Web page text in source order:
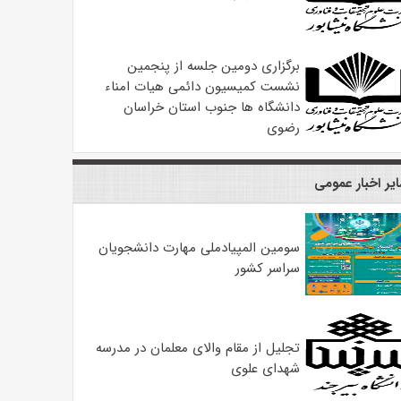
برگزاری دومین جلسه از پنجمین
نشست کمیسیون دائمی هیات امناء
دانشگاه ها جنوب استان خراسان
رضوی
اخبار عمومی
سومین المپیادملی مهارت دانشجویان
سراسر کشور
تجلیل از مقام والای معلمان در مدرسه
شهدای علوی